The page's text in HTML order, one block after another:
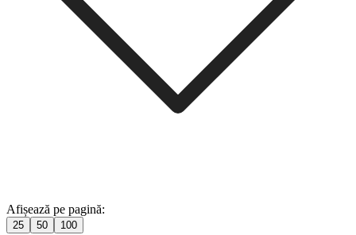
Afișează pe pagină:
25 50 100